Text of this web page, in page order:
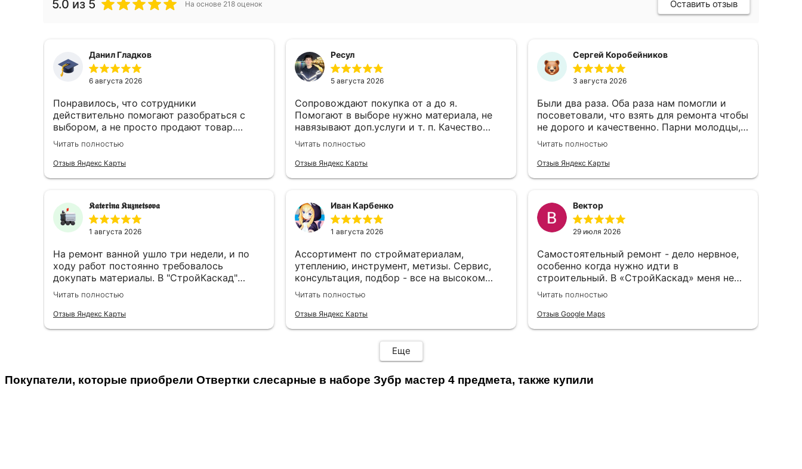
5.0 из 5 На основе 218 оценок Оставить отзыв
Данил Гладков
6 августа 2026
Понравилось, что сотрудники
действительно помогают разобраться с
выбором, а не просто продают товар.
Подсказали оптимальное решение и ничего
лишнего не навязывали. Остался доволен и
качеством продукции, и обслуживанием.
Читать полностью
Отзыв Яндекс Карты
Ресул
5 августа 2026
Сопровождают покупка от а до я.
Помогают в выборе нужно материала, не
навязывают доп.услуги и т. п. Качество
работы, ценами и качеством продукции
доволен!
Читать полностью
Отзыв Яндекс Карты
Сергей Коробейников
3 августа 2026
Были два раза. Оба раза нам помогли и
посоветовали, что взять для ремонта чтобы
не дорого и качественно. Парни молодцы,
чуть не экскурсию провели по магазину)
Цены тоже нормальные
Читать полностью
Отзыв Яндекс Карты
𝕶𝖆𝖙𝖊𝖗𝖎𝖓𝖆 𝕶𝖚𝖟𝖓𝖊𝖙𝖘𝖔𝖛𝖆
1 августа 2026
На ремонт ванной ушло три недели, и по
ходу работ постоянно требовалось
докупать материалы. В "СтройКаскад"
менеджеры быстро находили всё
необходимое, а однажды даже доходчиво
объяснили, какую грунтовку выбрать для
Читать полностью
Отзыв Яндекс Карты
Иван Карбенко
1 августа 2026
Ассортимент по стройматериалам,
утеплению, инструмент, метизы. Сервис,
консультация, подбор - все на высоком
уровне. Рекомендую. Отличный магазин для
строительства и ремонта.
Читать полностью
Отзыв Яндекс Карты
Вектор
29 июля 2026
Самостоятельный ремонт - дело нервное,
особенно когда нужно идти в
строительный. В «СтройКаскад» меня не
стали судить за неопытность, а просто
объяснили, что и как лучше выбрать.
Читать полностью
Отзыв Google Maps
Еще
Покупатели, которые приобрели Отвертки слесарные в наборе Зубр мастер 4 предмета, также купили